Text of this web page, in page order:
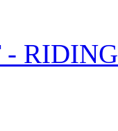
-